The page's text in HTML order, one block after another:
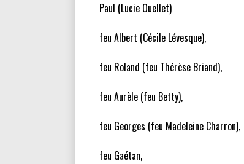
Paul (Lucie Ouellet)
feu Albert (Cécile Lévesque),
feu Roland (feu Thérèse Briand),
feu Aurèle (feu Betty),
feu Georges (feu Madeleine Charron),
feu Gaétan,